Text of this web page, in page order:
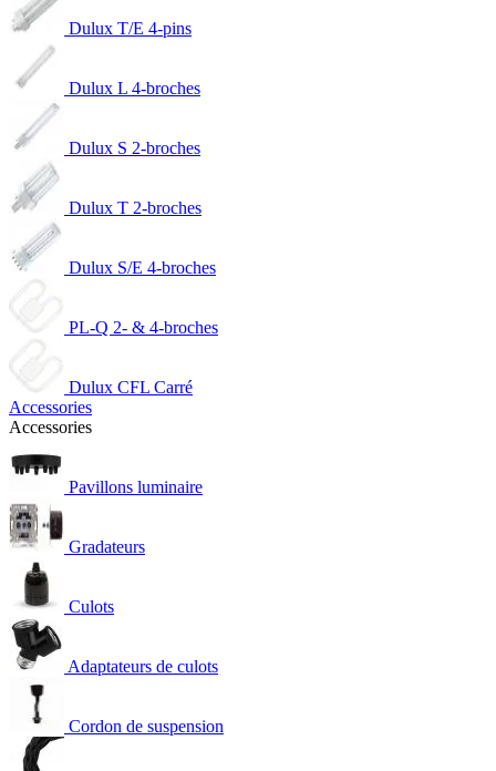
Dulux T/E 4-pins
Dulux L 4-broches
Dulux S 2-broches
Dulux T 2-broches
Dulux S/E 4-broches
PL-Q 2- & 4-broches
Dulux CFL Carré
Accessories
Accessories
Pavillons luminaire
Gradateurs
Culots
Adaptateurs de culots
Cordon de suspension